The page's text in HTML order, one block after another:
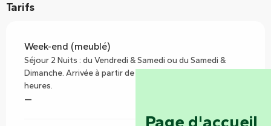
Page d'accueil
Tarifs
Week-end (meublé)
Séjour 2 Nuits : du Vendredi & Samedi ou du Samedi &
Dimanche. Arrivée à partir de 17 heures - Départ pour 11
heures.
—